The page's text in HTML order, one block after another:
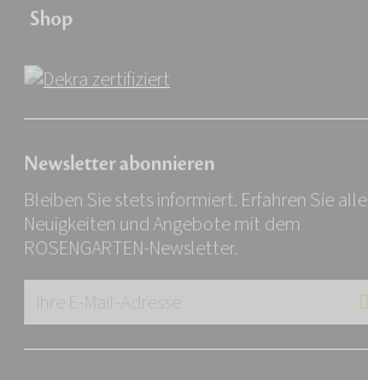
Shop
Newsletter abonnieren
Bleiben Sie stets informiert. Erfahren Sie alle
Neuigkeiten und Angebote mit dem
ROSENGARTEN-Newsletter.
E-